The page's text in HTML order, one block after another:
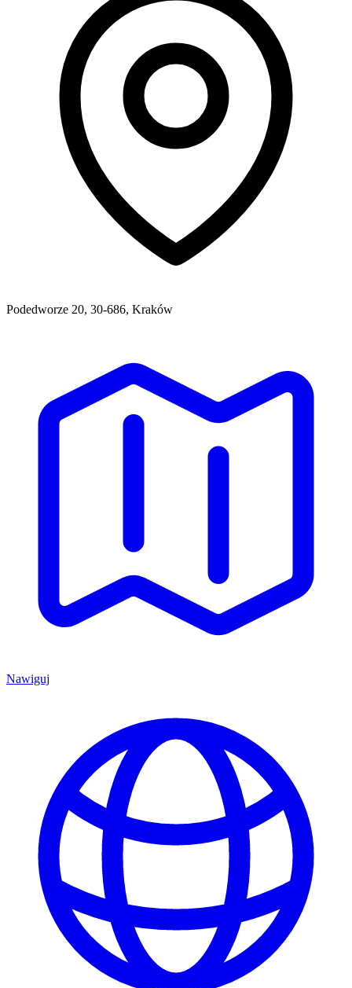
Podedworze 20, 30-686, Kraków
Nawiguj